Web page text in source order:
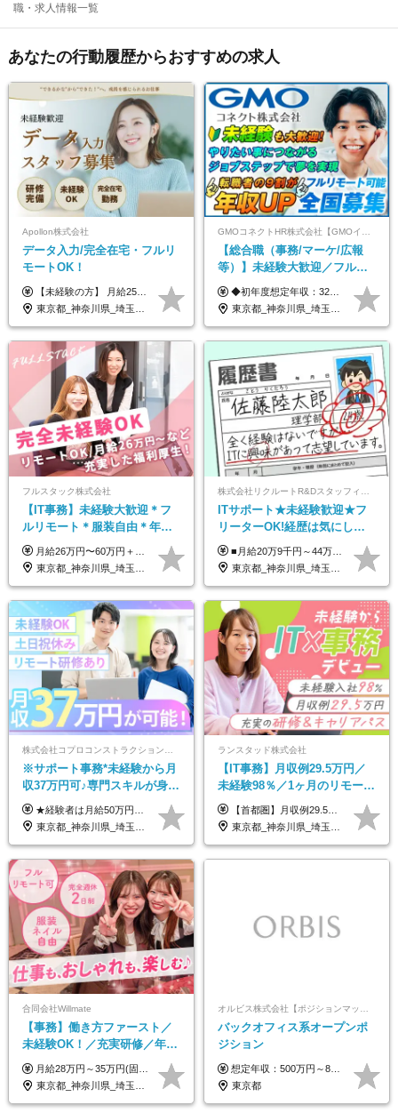
職・求人情報一覧
あなたの行動履歴からおすすめの求人
Apollon株式会社
データ入力/完全在宅・フルリ
モートOK！
【未経験の方】 月給25.5万円以上＋各種手当 【事務経験3年以上の方】 月給28万円以上＋各種手当 ※経験・スキル・年齢を考慮の上、決定します ※試用期間：3ヶ月(雇用形態は正社員、給与・待遇に変更はありません) ※残業代は全額別途支給 ※昇給：年1回（査定あり） ※賞与：年3回（業績に応じて支給） ＼努力がしっかり評価される環境です！／ 「どんなスキルを身につければ昇給できるか」が明確だから、 着実に成長しながら収入アップを目指せます。
東京都_神奈川県_埼玉県_千葉県_大阪府_愛知県_北海道_青森県_岩手県_宮城県_秋田県_山形県_福島県_茨城県_栃木県_群馬県_新潟県_山梨県_長野県_富山県_石川県_福井県_静岡県_岐阜県_三重県_兵庫県_京都府_滋賀県_奈良県_和歌山県_広島県_岡山県_鳥取県_島根県_山口県_徳島県_香川県_愛媛県_高知県_福岡県_熊本県_佐賀県_長崎県_大分県_宮崎県_鹿児島県_沖縄県
GMOコネクトHR株式会社【GMOインターネットグループ】
【総合職（事務/マーケ/広報
等）】未経験大歓迎／フルリ
モ可で全国募集！年収アップ
多数★年休最大130日★
◆初年度想定年収：320万円〜840万円 【関東／一都三県】月給24万円〜70万円 【関西・東海地方】月給23万円〜65万円 【その他の地方等】月給22万円〜60万円 ※ご経験・スキル・前職給与などを考慮の上決定いたします。 ◉固定残業代制（固定残業代10,000円含） 固定残業代は7時間分・時間超過分は追加支給 ≪月給例≫ ・月給54万円（29歳／入社3年目） ・月給38万円（26歳／入社2年目） ・月給28万円（24歳／入社1年目） ※試用期間は6ヶ月で、その間の雇用形態は契約社員です。そのほかの条件に変更はありません。
東京都_神奈川県_埼玉県_千葉県_大阪府_愛知県_北海道_青森県_岩手県_宮城県_秋田県_山形県_福島県_茨城県_栃木県_群馬県_新潟県_山梨県_長野県_富山県_石川県_福井県_静岡県_岐阜県_三重県_兵庫県_京都府_滋賀県_奈良県_和歌山県_広島県_岡山県_鳥取県_島根県_山口県_徳島県_香川県_愛媛県_高知県_福岡県_熊本県_佐賀県_長崎県_大分県_宮崎県_鹿児島県_沖縄県
フルスタック株式会社
【IT事務】未経験大歓迎＊フ
ルリモート＊服装自由＊年休
125日以上＊残業なし＊月給26
万円以上
月給26万円〜60万円＋諸手当＋インセンティブ（２種）＋賞与 ★Point 設立から9ヶ月で全社員2万円の昇給実績 ※成果はしっかりと還元いたします！ ★Point 100％年収UPでの待遇提示も可能！ ※経験者であれば、100％年収アップも実現可能です。 ※試用期間最大2ヶ月/月給22万円〜
東京都_神奈川県_埼玉県_千葉県_茨城県
ITサポート★未経験歓迎★フ
リーターOK!経歴は気にしな
くて大丈夫★超大手リクルー
トグループの正社員/sg
■月給20万9千円～44万円 ※経験・能力・前給を考慮の上、決定いたします ※時間外手当100％支給 ※派遣就業先が変更となる場合には、就業規則、労使協定等に基づき賃金が変更となる可能性があります 「とにかく私生活重視」「残業があっても稼ぎたい」といった希望も配属の際に考慮します。 ＜手当＞ ■職務担当手当 ■通勤手当（上限月3万円） ■残業手当（全額支給） ■住宅手当（5割を会社負担／就業規則に定めるところによる） ■扶養手当 ■別居手当 ■資格試験受講料補助（資格ごとに社内規定により決定） ■資格取得奨励金 （資格により2万円～20万円の祝金支給） ◎一例 ・基本情報技術者（5万円） ・プロジェクトマネージャー試験（10万円） ・応用情報技術者試験（10万円） ・ITストラテジスト試験（10万円） ・エンベデッドシステムスペシャリスト試験（10万円） ・ディジタル技術検定（情報1級：10万円、制御1級：10万円、情報2級、制御2級：5万円 ・TOEIC（R）テスト（600～729点：5万円、 730～799点：10万円、800点以上：15万円） など
東京都_神奈川県_埼玉県_千葉県_大阪府_愛知県_青森県_岩手県_宮城県_秋田県_山形県_福島県_茨城県_栃木県_群馬県_山梨県_長野県_福井県_静岡県_岐阜県_三重県_兵庫県_京都府_滋賀県_奈良県_広島県_岡山県_山口県_香川県_福岡県_熊本県_佐賀県_長崎県_大分県_宮崎県_鹿児島県
※サポート事務*未経験から月
収37万円可♪専門スキルが身に
付く！Web面接＆リモート研
修も充実♪/a
★経験者は月給50万円～90万円 【首都圏】 月給30万1230円〜 ⇒基本22万7000円+地域6万4230円+皆勤1万円 【群馬/栃木/茨城】 月給28万1090円〜 ⇒基本23万4000円+地域3万7090円+皆勤1万円 【大阪/京都/兵庫】 月給30万130円〜 ⇒基本23万5000円+地域5万5130円+皆勤1万円 【静岡/愛知/岐阜/三重】 月給28万5840円〜 ⇒基本23万円+地域4万5840円+皆勤1万円 【北海道】 月給25万2960円〜 ⇒基本22万4000円+地域1万8960円+皆勤1万円 【福岡/佐賀/長崎/大分/熊本】 月給25万800円〜 ⇒基本21万8000円+地域2万2800円+皆勤1万円 【宮城/山形/福島】 月給25万580円〜 ⇒基本21万8000円+地域2万2580円+皆勤1万円 【広島/岡山/山口】 月給27万1090円〜 ⇒基本23万4000円+地域2万7090円+皆勤1万円 ※残業代は1分単位で全額支給（みなし残業制度なし） ※上記給与は最低支給額です。経験・能力に応じて決定致します ※試用期間1ヶ月、最大6ヶ月まで延長する可能性あり(条件変更なし) ※今期より新賃金体系へ移行しました。詳細は面接時にご説明します
東京都_神奈川県_埼玉県_大阪府_愛知県_北海道_宮城県_広島県_福岡県
ランスタッド株式会社
【IT事務】月収例29.5万円／
未経験98％／1ヶ月のリモート
研修／既卒・第二新卒歓迎／
年間休日123日/OW
【首都圏】月収例29.5万円（月給26万円＋諸手当） 【東海・関西】月収例28.5万円（月給25万円＋諸手当） 【九州】月収例26万円（月給23万円＋諸手当） ※経験・スキル・前職給与を踏まえ、総合的に判断して決定します。 例：首都圏 月収例31万円（月給27万円＋諸手当） ◆各種手当 ・通勤手当（上限4万円まで） ・残業代手当（1分単位で全額支給） ※固定残業代制は採用しておりません ・資格取得支援 ◆昇給：年1回 ◆補足 ・研修中1ヶ月間は、時給1670円となります。 ・試用期間6ヶ月あり。その間の待遇に変更はありません。 ※詳細は面接時にご案内します。
東京都_神奈川県_埼玉県_千葉県_大阪府_愛知県_兵庫県_京都府_福岡県
合同会社Willmate
【事務】働き方ファースト／
未経験OK！／充実研修／年休
127日～／残業なし／平均20代
／リモートOK
月給28万円～35万円(固定残業代含む)+インセンティブ＋各種手当 ※経験・能力等を考慮の上、決定します。 ※残業はほとんどありませんが、発生した場合は時間外手当を100％支給します。 【固定残業代について】 なし（残業代は、実際の労働時間に応じて別途全額支給）
東京都_神奈川県_埼玉県_千葉県_大阪府_愛知県_北海道_青森県_岩手県_宮城県_秋田県_山形県_福島県_茨城県_栃木県_群馬県_新潟県_山梨県_長野県_富山県_石川県_福井県_静岡県_岐阜県_三重県_兵庫県_京都府_滋賀県_奈良県_和歌山県_広島県_岡山県_鳥取県_島根県_山口県_徳島県_香川県_愛媛県_高知県_福岡県_熊本県_佐賀県_長崎県_大分県_宮崎県_鹿児島県_沖縄県_海外
バックオフィス系オープンポ
ジション
想定年収：500万円～800万円 ※ご経験やスキルに応じて決定します。 ※上記想定年収はあくまでも目安の金額であり、 選考を通じて上下する可能性があります。
東京都